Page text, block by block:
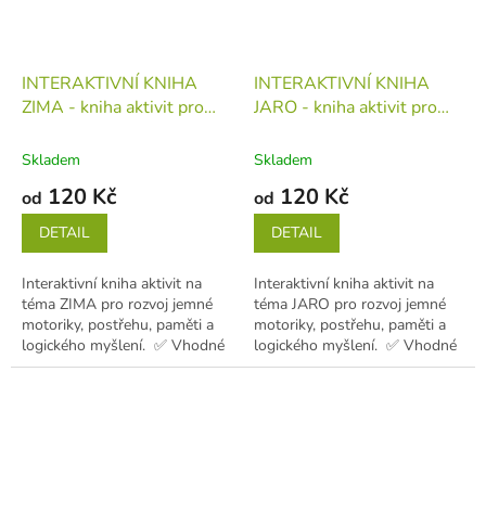
INTERAKTIVNÍ KNIHA
ZIMA - kniha aktivit pro
kniha
Skladem
od 120 Kč
DETAIL
Interaktivní kniha aktivit na
téma ZIMA pro rozvoj jemné
motoriky, postřehu, paměti a
logického myšlení. ✅ Vhodné
pro děti od 1 do 5...
INTERAKTIVNÍ KNIHA
JARO - kniha aktivit pro
kniha
Skladem
od 120 Kč
DETAIL
Interaktivní kniha aktivit na
téma JARO pro rozvoj jemné
motoriky, postřehu, paměti a
logického myšlení. ✅ Vhodné
pro děti od 1 do 5...